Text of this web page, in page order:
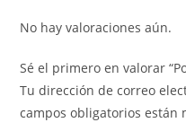
No hay valoraciones aún.
Sé el primero en valorar
Tu dirección de correo
campos obligatorios están